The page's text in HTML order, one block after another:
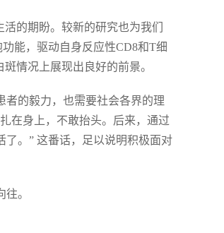
的期盼。较新的研究也为我们
能，驱动自身反应性CD8和T细
情况上展现出良好的前景。
者的毅力，也需要社会各界的理
在身上，不敢抬头。后来，通过
。” 这番话，足以说明积极面对
。